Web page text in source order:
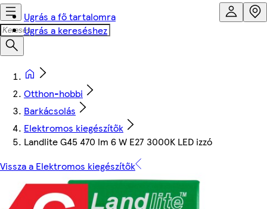
Ugrás a fő tartalomra
Ugrás a kereséshez
Otthon-hobbi
Barkácsolás
Elektromos kiegészítők
Landlite G45 470 lm 6 W E27 3000K LED izzó
Vissza a Elektromos kiegészítők